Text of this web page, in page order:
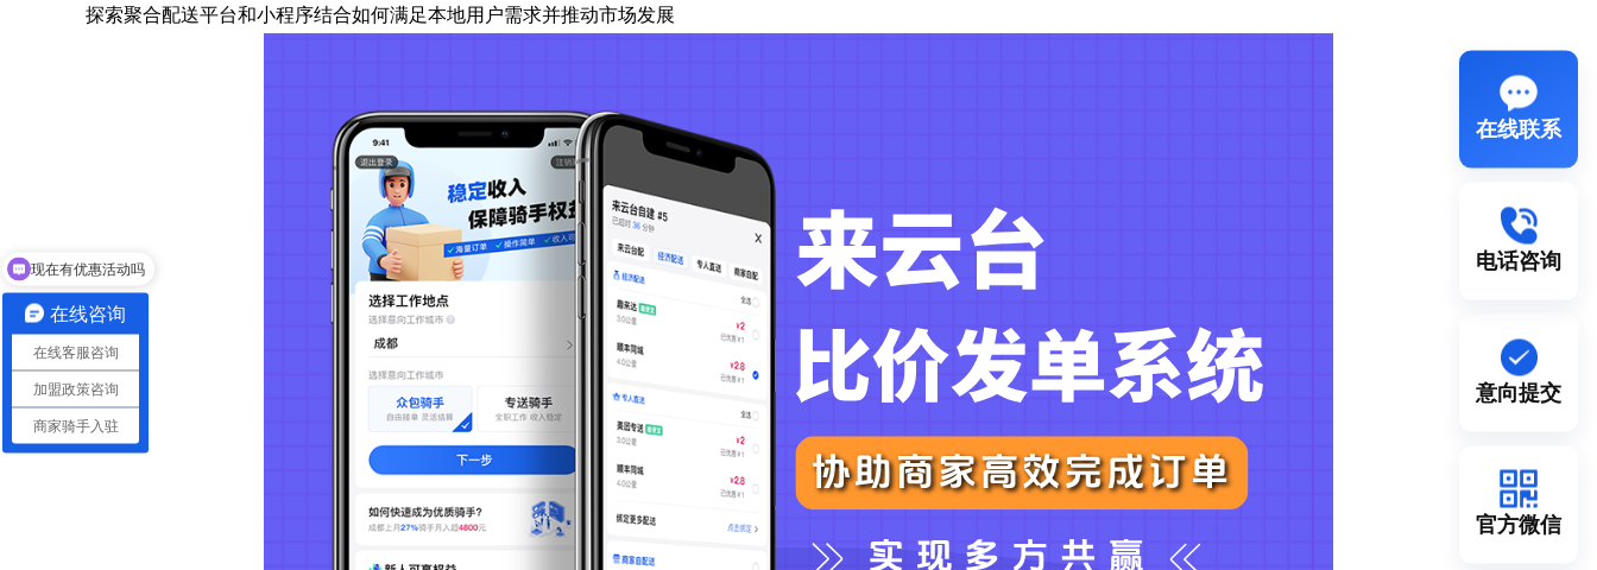
探索聚合配送平台和小程序结合如何满足本地用户需求并推动市场发展
在线联系
电话咨询
意向提交
官方微信
在线咨询
在线客服咨询
加盟政策咨询
商家骑手入驻
可以介绍下你们的产品么